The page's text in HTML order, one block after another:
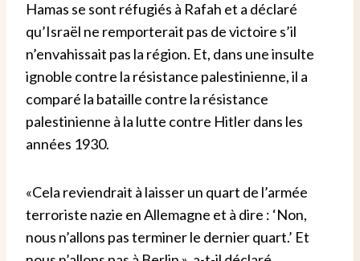
Hamas se sont réfugiés à Rafah et a déclaré
qu’Israël ne remporterait pas de victoire s’il
n’envahissait pas la région. Et, dans une insulte
ignoble contre la résistance palestinienne, il a
comparé la bataille contre la résistance
palestinienne à la lutte contre Hitler dans les
années 1930.
«Cela reviendrait à laisser un quart de l’armée
terroriste nazie en Allemagne et à dire : ‘Non,
nous n’allons pas terminer le dernier quart.’ Et